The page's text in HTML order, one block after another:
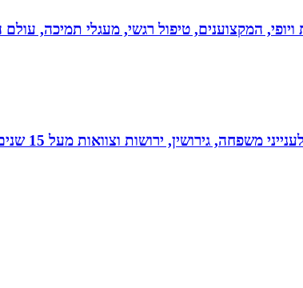
ויופי, המקצוענים, טיפול רגשי, מעגלי תמיכה,
וצוואות מעל 15 שנים. בעל תואר שני במשפטים ובפילוסופיה.